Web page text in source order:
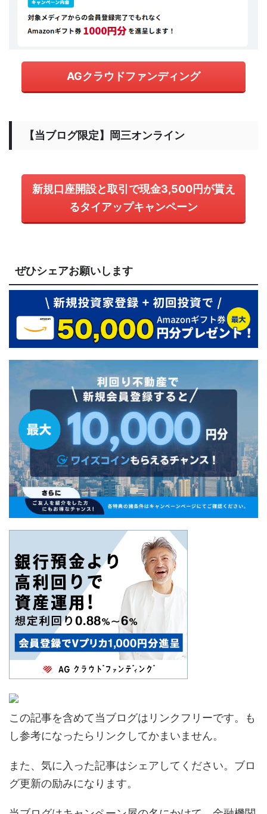
AGクラウドファンディング
【当ブログ限定】岡三オンライン
新規口座開設と取引で現金3,500円が貰え
るタイアップキャンペーン
ぜひシェアお願いします
この記事を含めて当ブログはリンクフリーです。も
し参考になったらリンクしてかまいません。
また、気に入った記事はシェアしてください。ブロ
グ更新の励みになります。